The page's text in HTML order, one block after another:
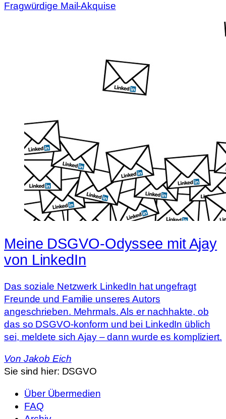
Fragwürdige Mail-Akquise
Meine DSGVO-Odyssee mit Ajay
von LinkedIn
Das soziale Netzwerk LinkedIn hat ungefragt
Freunde und Familie unseres Autors
angeschrieben. Mehrmals. Als er nachhakte, ob
das so DSGVO-konform und bei LinkedIn üblich
sei, meldete sich Ajay – dann wurde es kompliziert.
Von Jakob Eich
Sie sind hier: DSGVO
Über Übermedien
FAQ